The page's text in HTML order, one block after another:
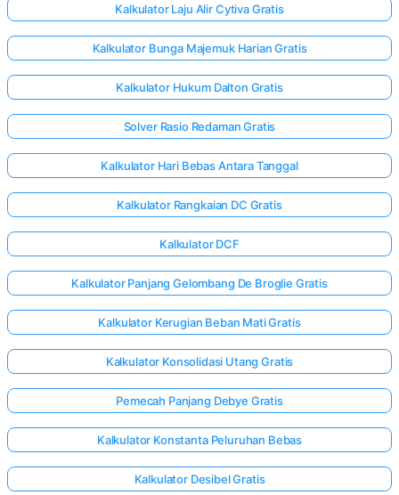
Kalkulator Laju Alir Cytiva Gratis
Kalkulator Bunga Majemuk Harian Gratis
Kalkulator Hukum Dalton Gratis
Solver Rasio Redaman Gratis
Kalkulator Hari Bebas Antara Tanggal
Kalkulator Rangkaian DC Gratis
Kalkulator DCF
Kalkulator Panjang Gelombang De Broglie Gratis
Kalkulator Kerugian Beban Mati Gratis
Kalkulator Konsolidasi Utang Gratis
Pemecah Panjang Debye Gratis
Kalkulator Konstanta Peluruhan Bebas
Kalkulator Desibel Gratis